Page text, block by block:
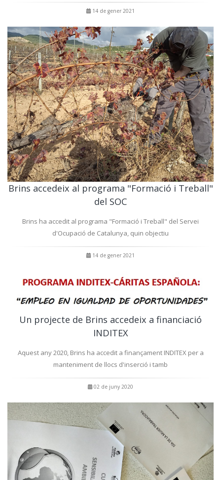
14 de gener 2021
Brins accedeix al programa "Formació i Treball"
del SOC
Brins ha accedit al programa "Formació i Treball" del Servei
d'Ocupació de Catalunya, quin objectiu
14 de gener 2021
Un projecte de Brins accedeix a financiació
INDITEX
Aquest any 2020, Brins ha accedit a finançament INDITEX per a
manteniment de llocs d'inserció i tamb
02 de juny 2020